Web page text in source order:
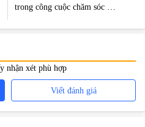
trong công cuộc chăm sóc sắc
nhận xét phù hợp
Viết đánh giá